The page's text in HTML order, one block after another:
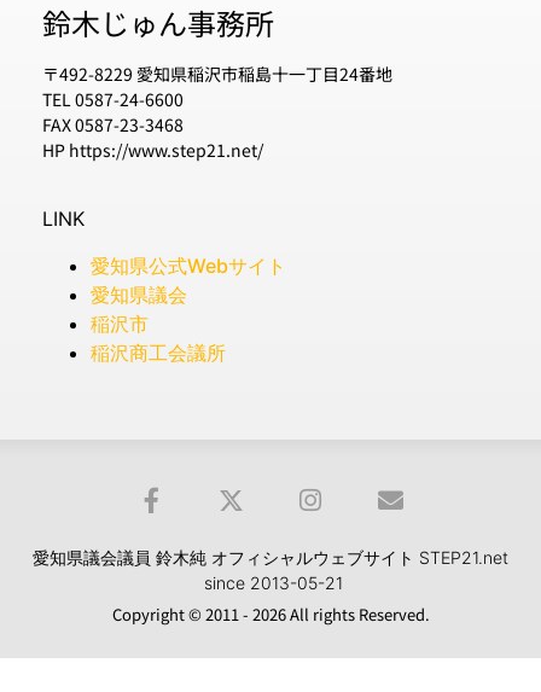
鈴木じゅん事務所
〒492-8229 愛知県稲沢市稲島十一丁目24番地
TEL 0587-24-6600
FAX 0587-23-3468
HP https://www.step21.net/
LINK
愛知県公式Webサイト
愛知県議会
稲沢市
稲沢商工会議所
愛知県議会議員 鈴木純 オフィシャルウェブサイト STEP21.net
since 2013-05-21
Copyright © 2011 - 2026 All rights Reserved.